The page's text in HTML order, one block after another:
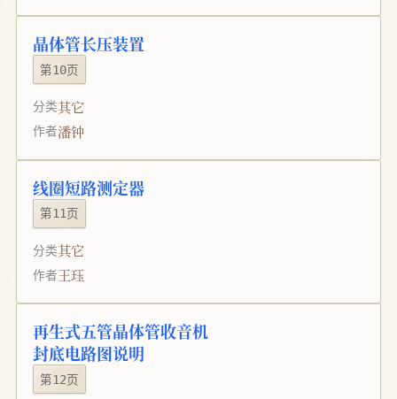
晶体管长压装置
第10页
分类其它
作者潘钟
线圈短路测定器
第11页
分类其它
作者王珏
再生式五管晶体管收音机
封底电路图说明
第12页